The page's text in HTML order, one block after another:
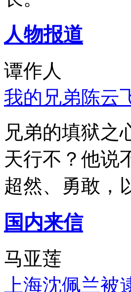
人物报道
谭作人
我的兄弟陈云
兄弟的填狱之
天行不？他说
超然、勇敢，
国内来信
马亚莲
上海沈佩兰